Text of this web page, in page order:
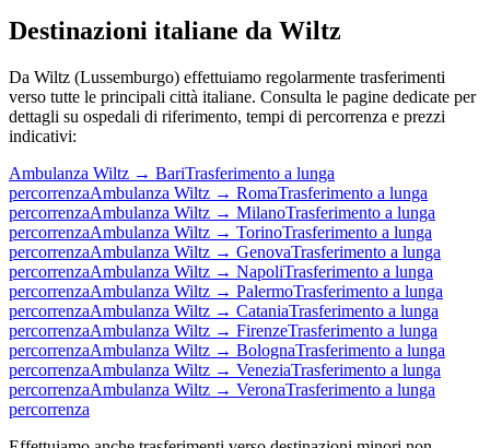
Destinazioni italiane da Wiltz
Da Wiltz (Lussemburgo) effettuiamo regolarmente trasferimenti
verso tutte le principali città italiane. Consulta le pagine dedicate per
dettagli su ospedali di riferimento, tempi di percorrenza e prezzi
indicativi:
Ambulanza Wiltz → BariTrasferimento a lunga
percorrenzaAmbulanza Wiltz → RomaTrasferimento a lunga
percorrenzaAmbulanza Wiltz → MilanoTrasferimento a lunga
percorrenzaAmbulanza Wiltz → TorinoTrasferimento a lunga
percorrenzaAmbulanza Wiltz → GenovaTrasferimento a lunga
percorrenzaAmbulanza Wiltz → NapoliTrasferimento a lunga
percorrenzaAmbulanza Wiltz → PalermoTrasferimento a lunga
percorrenzaAmbulanza Wiltz → CataniaTrasferimento a lunga
percorrenzaAmbulanza Wiltz → FirenzeTrasferimento a lunga
percorrenzaAmbulanza Wiltz → BolognaTrasferimento a lunga
percorrenzaAmbulanza Wiltz → VeneziaTrasferimento a lunga
percorrenzaAmbulanza Wiltz → VeronaTrasferimento a lunga
percorrenza